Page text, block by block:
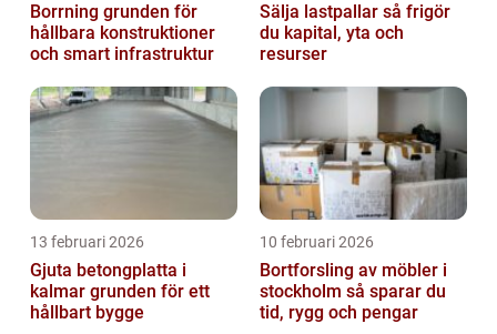
Borrning grunden för
hållbara konstruktioner
och smart infrastruktur
Sälja lastpallar så frigör
du kapital, yta och
resurser
13 februari 2026
Gjuta betongplatta i
kalmar grunden för ett
hållbart bygge
10 februari 2026
Bortforsling av möbler i
stockholm så sparar du
tid, rygg och pengar